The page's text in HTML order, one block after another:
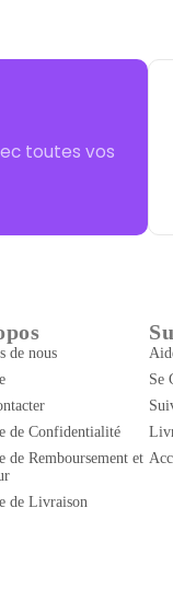
toutes vos
de nous
de Confidentialité
de Remboursement et
de Livraison
Se